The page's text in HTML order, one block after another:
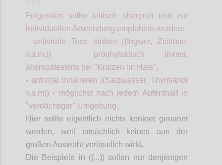
Folgendes sollte kritisch überprüft und zur
individuellen Anwendung empfohlen werden:
- antivirale Tees trinken ((Ingwer, Zistrose,
v.a.m.)) - prophylaktisch immer,
allerspätestens bei "Kratzen im Hals",
- antiviral inhalieren ((Salzwasser, Thymianöl
v.a.m)) - möglichst nach jedem Aufenthalt in
"verdächtiger" Umgebung,
Hier sollte eigentlich nichts konkret genannt
werden, weil tatsächlich keines aus der
großen Auswahl verlässlich wirkt.
Die Beispiele in ((...)) sollen nur denjenigen